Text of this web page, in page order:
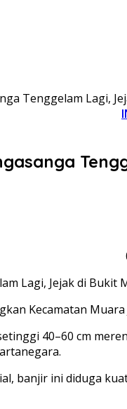
Tenggelam Lagi,
Kecamatan
40–60 cm
banjir ini diduga